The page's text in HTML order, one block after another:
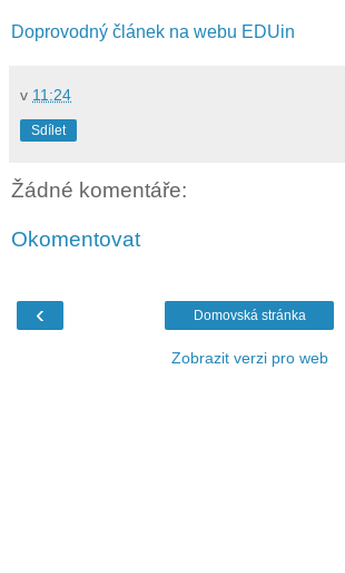
Doprovodný článek na webu EDUin
v 11:24
Sdílet
Žádné komentáře:
Okomentovat
‹ Domovská stránka
Zobrazit verzi pro web